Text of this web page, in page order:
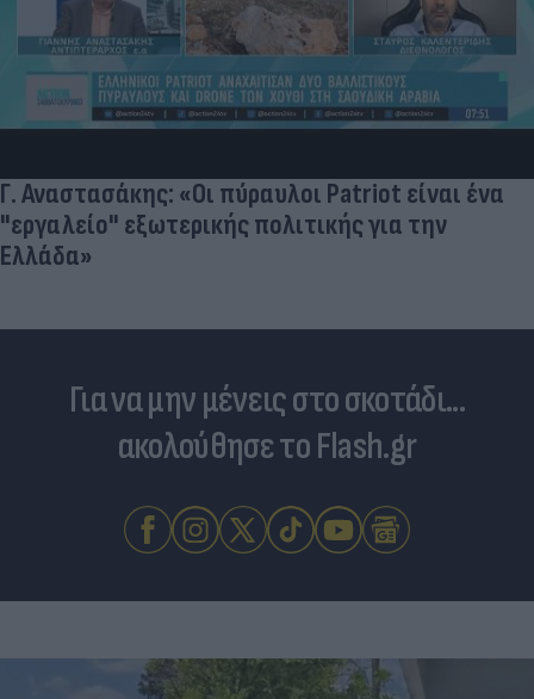
Γ. Αναστασάκης: «Οι πύραυλοι Patriot είναι ένα
"εργαλείο" εξωτερικής πολιτικής για την
Ελλάδα»
Για να μην μένεις στο σκοτάδι...
ακολούθησε το Flash.gr